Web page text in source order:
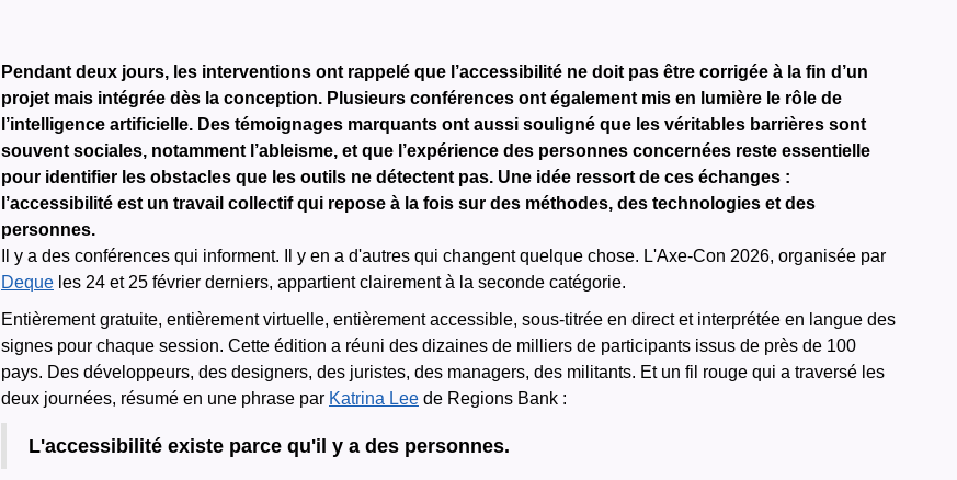
Pendant deux jours, les interventions ont rappelé que l’accessibilité ne doit pas être corrigée à la fin d’un
projet mais intégrée dès la conception. Plusieurs conférences ont également mis en lumière le rôle de
l’intelligence artificielle. Des témoignages marquants ont aussi souligné que les véritables barrières sont
souvent sociales, notamment l’ableisme, et que l’expérience des personnes concernées reste essentielle
pour identifier les obstacles que les outils ne détectent pas. Une idée ressort de ces échanges :
l’accessibilité est un travail collectif qui repose à la fois sur des méthodes, des technologies et des
personnes.
Il y a des conférences qui informent. Il y en a d'autres qui changent quelque chose. L'Axe-Con 2026, organisée par
Deque les 24 et 25 février derniers, appartient clairement à la seconde catégorie.
Entièrement gratuite, entièrement virtuelle, entièrement accessible, sous-titrée en direct et interprétée en langue des
signes pour chaque session. Cette édition a réuni des dizaines de milliers de participants issus de près de 100
pays. Des développeurs, des designers, des juristes, des managers, des militants. Et un fil rouge qui a traversé les
deux journées, résumé en une phrase par Katrina Lee de Regions Bank :
L'accessibilité existe parce qu'il y a des personnes.